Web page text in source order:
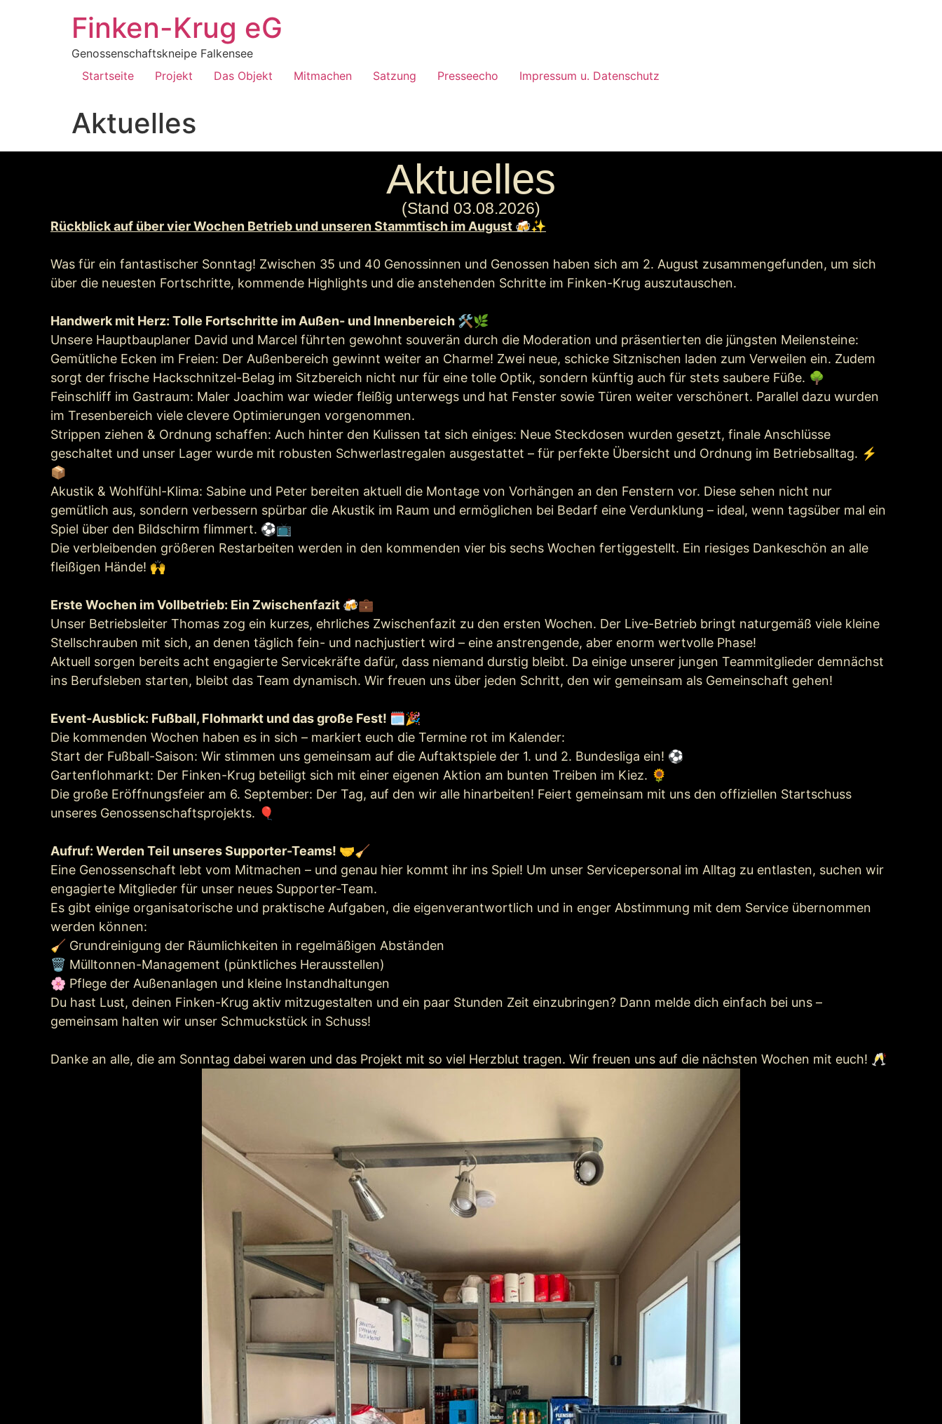
Finken-Krug eG
Genossenschaftskneipe Falkensee
Startseite
Projekt Das Objekt Mitmachen Satzung Presseecho Impressum u. Datenschutz
Aktuelles
Aktuelles
(Stand 03.08.2026)
Rückblick auf über vier Wochen Betrieb und unseren Stammtisch im August 🍻✨
Was für ein fantastischer Sonntag! Zwischen 35 und 40 Genossinnen und Genossen haben sich am 2. August zusammengefunden, um sich
über die neuesten Fortschritte, kommende Highlights und die anstehenden Schritte im Finken-Krug auszutauschen.
Handwerk mit Herz: Tolle Fortschritte im Außen- und Innenbereich 🛠️🌿
Unsere Hauptbauplaner David und Marcel führten gewohnt souverän durch die Moderation und präsentierten die jüngsten Meilensteine:
Gemütliche Ecken im Freien: Der Außenbereich gewinnt weiter an Charme! Zwei neue, schicke Sitznischen laden zum Verweilen ein. Zudem
sorgt der frische Hackschnitzel-Belag im Sitzbereich nicht nur für eine tolle Optik, sondern künftig auch für stets saubere Füße. 🌳
Feinschliff im Gastraum: Maler Joachim war wieder fleißig unterwegs und hat Fenster sowie Türen weiter verschönert. Parallel dazu wurden
im Tresenbereich viele clevere Optimierungen vorgenommen.
Strippen ziehen & Ordnung schaffen: Auch hinter den Kulissen tat sich einiges: Neue Steckdosen wurden gesetzt, finale Anschlüsse
geschaltet und unser Lager wurde mit robusten Schwerlastregalen ausgestattet – für perfekte Übersicht und Ordnung im Betriebsalltag. ⚡
📦
Akustik & Wohlfühl-Klima: Sabine und Peter bereiten aktuell die Montage von Vorhängen an den Fenstern vor. Diese sehen nicht nur
gemütlich aus, sondern verbessern spürbar die Akustik im Raum und ermöglichen bei Bedarf eine Verdunklung – ideal, wenn tagsüber mal ein
Spiel über den Bildschirm flimmert. ⚽📺
Die verbleibenden größeren Restarbeiten werden in den kommenden vier bis sechs Wochen fertiggestellt. Ein riesiges Dankeschön an alle
fleißigen Hände! 🙌
Erste Wochen im Vollbetrieb: Ein Zwischenfazit 🍻💼
Unser Betriebsleiter Thomas zog ein kurzes, ehrliches Zwischenfazit zu den ersten Wochen. Der Live-Betrieb bringt naturgemäß viele kleine
Stellschrauben mit sich, an denen täglich fein- und nachjustiert wird – eine anstrengende, aber enorm wertvolle Phase!
Aktuell sorgen bereits acht engagierte Servicekräfte dafür, dass niemand durstig bleibt. Da einige unserer jungen Teammitglieder demnächst
ins Berufsleben starten, bleibt das Team dynamisch. Wir freuen uns über jeden Schritt, den wir gemeinsam als Gemeinschaft gehen!
Event-Ausblick: Fußball, Flohmarkt und das große Fest! 🗓️🎉
Die kommenden Wochen haben es in sich – markiert euch die Termine rot im Kalender:
Start der Fußball-Saison: Wir stimmen uns gemeinsam auf die Auftaktspiele der 1. und 2. Bundesliga ein! ⚽
Gartenflohmarkt: Der Finken-Krug beteiligt sich mit einer eigenen Aktion am bunten Treiben im Kiez. 🌻
Die große Eröffnungsfeier am 6. September: Der Tag, auf den wir alle hinarbeiten! Feiert gemeinsam mit uns den offiziellen Startschuss
unseres Genossenschaftsprojekts. 🎈
Aufruf: Werden Teil unseres Supporter-Teams! 🤝🧹
Eine Genossenschaft lebt vom Mitmachen – und genau hier kommt ihr ins Spiel! Um unser Servicepersonal im Alltag zu entlasten, suchen wir
engagierte Mitglieder für unser neues Supporter-Team.
Es gibt einige organisatorische und praktische Aufgaben, die eigenverantwortlich und in enger Abstimmung mit dem Service übernommen
werden können:
🧹 Grundreinigung der Räumlichkeiten in regelmäßigen Abständen
🗑️ Mülltonnen-Management (pünktliches Herausstellen)
🌸 Pflege der Außenanlagen und kleine Instandhaltungen
Du hast Lust, deinen Finken-Krug aktiv mitzugestalten und ein paar Stunden Zeit einzubringen? Dann melde dich einfach bei uns –
gemeinsam halten wir unser Schmuckstück in Schuss!
Danke an alle, die am Sonntag dabei waren und das Projekt mit so viel Herzblut tragen. Wir freuen uns auf die nächsten Wochen mit euch! 🥂